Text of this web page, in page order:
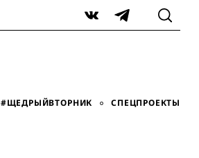
VK Telegram
#ЩЕДРЫЙВТОРНИК СПЕЦПРОЕКТЫ